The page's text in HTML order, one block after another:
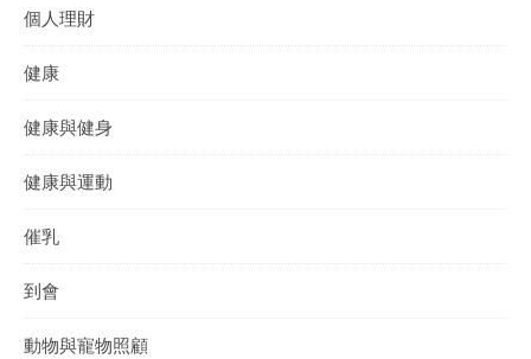
個人理財
健康
健康與健身
健康與運動
催乳
到會
動物與寵物照顧